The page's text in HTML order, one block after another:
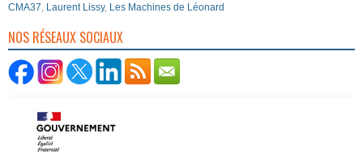
CMA37, Laurent Lissy, Les Machines de Léonard
NOS RÉSEAUX SOCIAUX